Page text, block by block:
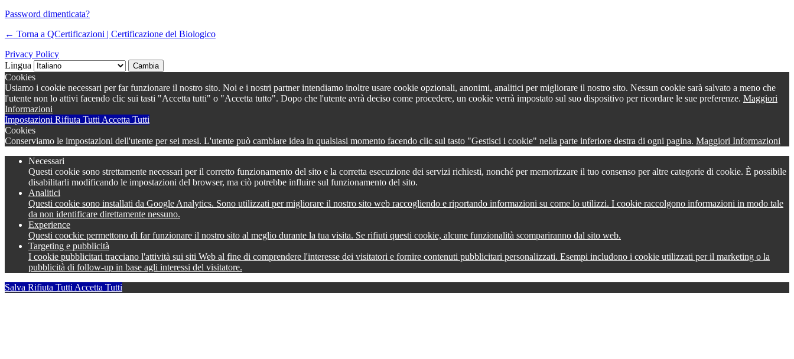
Password dimenticata?
← Torna a QCertificazioni | Certificazione del Biologico
Privacy Policy
Lingua
Cookies
Usiamo i cookie necessari per far funzionare il nostro sito. Noi e i nostri partner intendiamo inoltre usare cookie opzionali, anonimi, analitici per migliorare il nostro sito. Nessun cookie sarà salvato a meno che
l'utente non lo attivi facendo clic sui tasti "Accetta tutti" o "Accetta tutto". Dopo che l'utente avrà deciso come procedere, un cookie verrà impostato sul suo dispositivo per ricordare le sue preferenze. Maggiori
Informazioni
Impostazioni Rifiuta Tutti Accetta Tutti
Cookies
Conserviamo le impostazioni dell'utente per sei mesi. L'utente può cambiare idea in qualsiasi momento facendo clic sul tasto "Gestisci i cookie" nella parte inferiore destra di ogni pagina. Maggiori Informazioni
Necessari
Questi cookie sono strettamente necessari per il corretto funzionamento del sito e la corretta esecuzione dei servizi richiesti, nonché per memorizzare il tuo consenso per altre categorie di cookie. È possibile
disabilitarli modificando le impostazioni del browser, ma ciò potrebbe influire sul funzionamento del sito.
Analitici
Questi cookie sono installati da Google Analytics. Sono utilizzati per migliorare il nostro sito web raccogliendo e riportando informazioni su come lo utilizzi. I cookie raccolgono informazioni in modo tale
da non identificare direttamente nessuno.
Experience
Questi coockie permettono di far funzionare il nostro sito al meglio durante la tua visita. Se rifiuti questi cookie, alcune funzionalità scompariranno dal sito web.
Targeting e pubblicità
I cookie pubblicitari tracciano l'attività sui siti Web al fine di comprendere l'interesse dei visitatori e fornire contenuti pubblicitari personalizzati. Esempi includono i cookie utilizzati per il marketing o la
pubblicità di follow-up in base agli interessi del visitatore.
Salva Rifiuta Tutti Accetta Tutti